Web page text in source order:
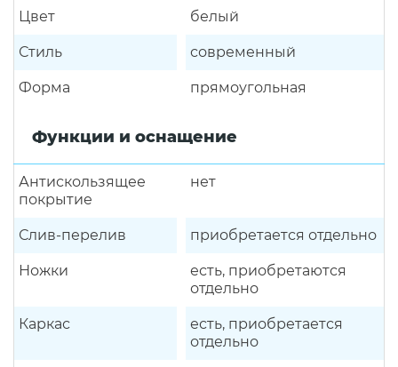
Цвет белый
Стиль современный
Форма прямоугольная
Функции и оснащение
Антискользящее
покрытие
нет
Слив-перелив приобретается отдельно
Ножки
есть, приобретаются
отдельно
Каркас
есть, приобретается
отдельно